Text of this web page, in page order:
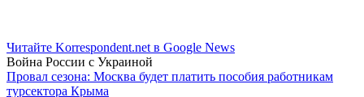
Читайте Korrespondent.net в Google News
Война России с Украиной
Провал сезона: Москва будет платить пособия работникам
турсектора Крыма